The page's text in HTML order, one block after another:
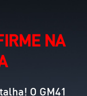
NA
O GM41